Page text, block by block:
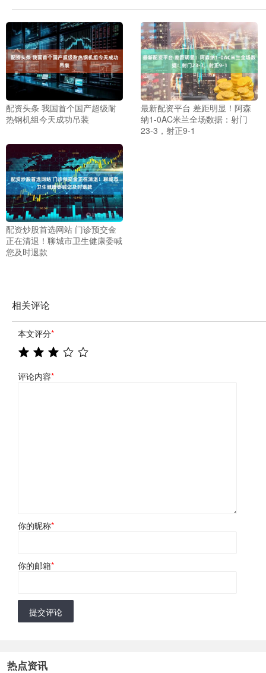
配资头条 我国首个国产超级耐
热钢机组今天成功吊装
最新配资平台 差距明显！阿森
纳1-0AC米兰全场数据：射门
23-3，射正9-1
配资炒股首选网站 门诊预交金
正在清退！聊城市卫生健康委喊
您及时退款
相关评论
本文评分*
评论内容*
你的昵称*
你的邮箱*
提交评论
热点资讯